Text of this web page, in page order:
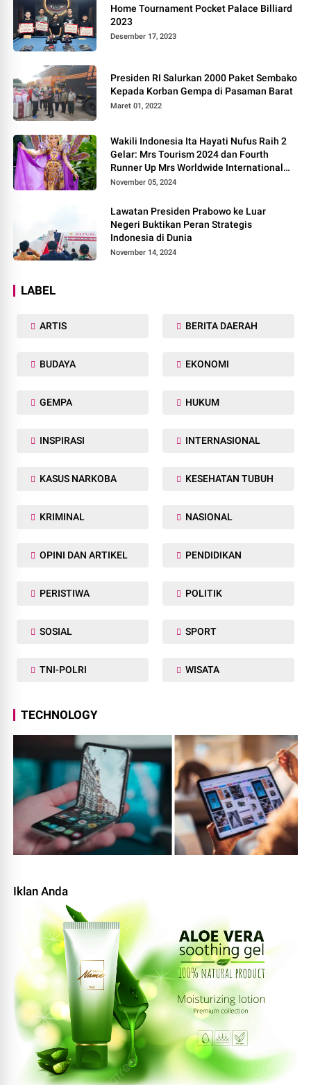
Home Tournament Pocket Palace Billiard
2023
Desember 17, 2023
Presiden RI Salurkan 2000 Paket Sembako
Kepada Korban Gempa di Pasaman Barat
Maret 01, 2022
Wakili Indonesia Ita Hayati Nufus Raih 2
Gelar: Mrs Tourism 2024 dan Fourth
Runner Up Mrs Worldwide International
2024, di Pemilihan Mrs Worldwide 2024
November 05, 2024
Lawatan Presiden Prabowo ke Luar
Negeri Buktikan Peran Strategis
Indonesia di Dunia
November 14, 2024
LABEL
ARTIS BERITA DAERAH
BUDAYA EKONOMI
GEMPA HUKUM
INSPIRASI INTERNASIONAL
KASUS NARKOBA KESEHATAN TUBUH
KRIMINAL NASIONAL
OPINI DAN ARTIKEL PENDIDIKAN
PERISTIWA POLITIK
SOSIAL SPORT
TNI-POLRI WISATA
TECHNOLOGY
Iklan Anda